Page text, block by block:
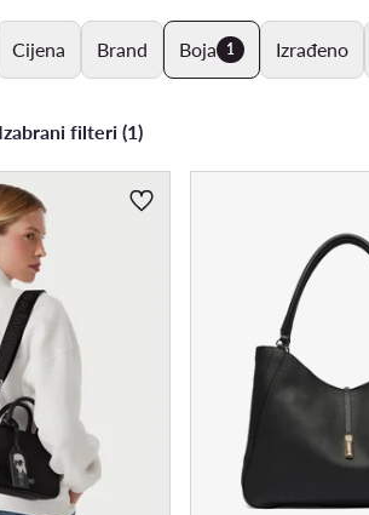
Cijena Brand Boja 1 Izrađeno
filteri (1)